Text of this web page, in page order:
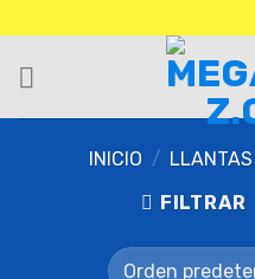
INICIO / LLANTAS
FILTRAR